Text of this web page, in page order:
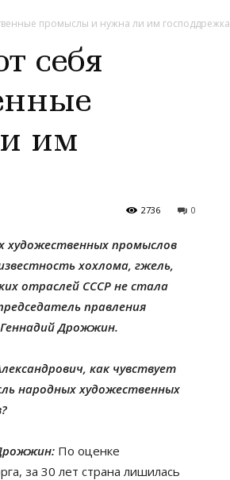
промыслы и нужна ли им господдрежка
себя
им
0
2736
художественных промыслов
хохлома, гжель,
отраслей СССР не стала
правления
Дрожжин.
как чувствует
народных художественных
По оценке
за 30 лет страна лишилась